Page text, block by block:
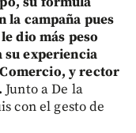
la campaña pues
dio más peso
su experiencia
y rector
Junto a De la
con el gesto de